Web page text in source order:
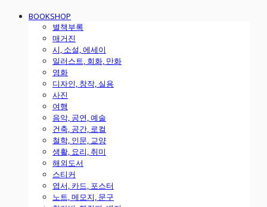
BOOKSHOP
별책부록
매거진
시, 소설, 에세이
일러스트, 회화, 만화
영화
디자인, 창작, 실용
사진
여행
음악, 공연, 예술
건축, 공간, 로컬
철학, 인문, 교양
생활, 요리, 취미
해외도서
스티커
엽서, 카드, 포스터
노트, 메모지, 문구